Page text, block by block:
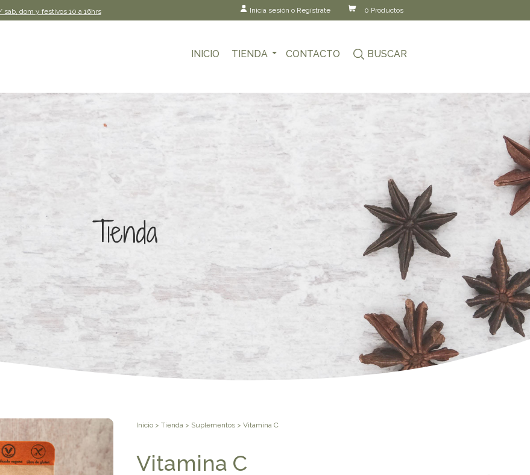
dom y festivos 10 a 16hrs Inicia sesión o Regístrate 0 Productos
INICIO TIENDA CONTACTO BUSCAR
Tienda
Inicio> Tienda> Suplementos> Vitamina C
Vitamina C